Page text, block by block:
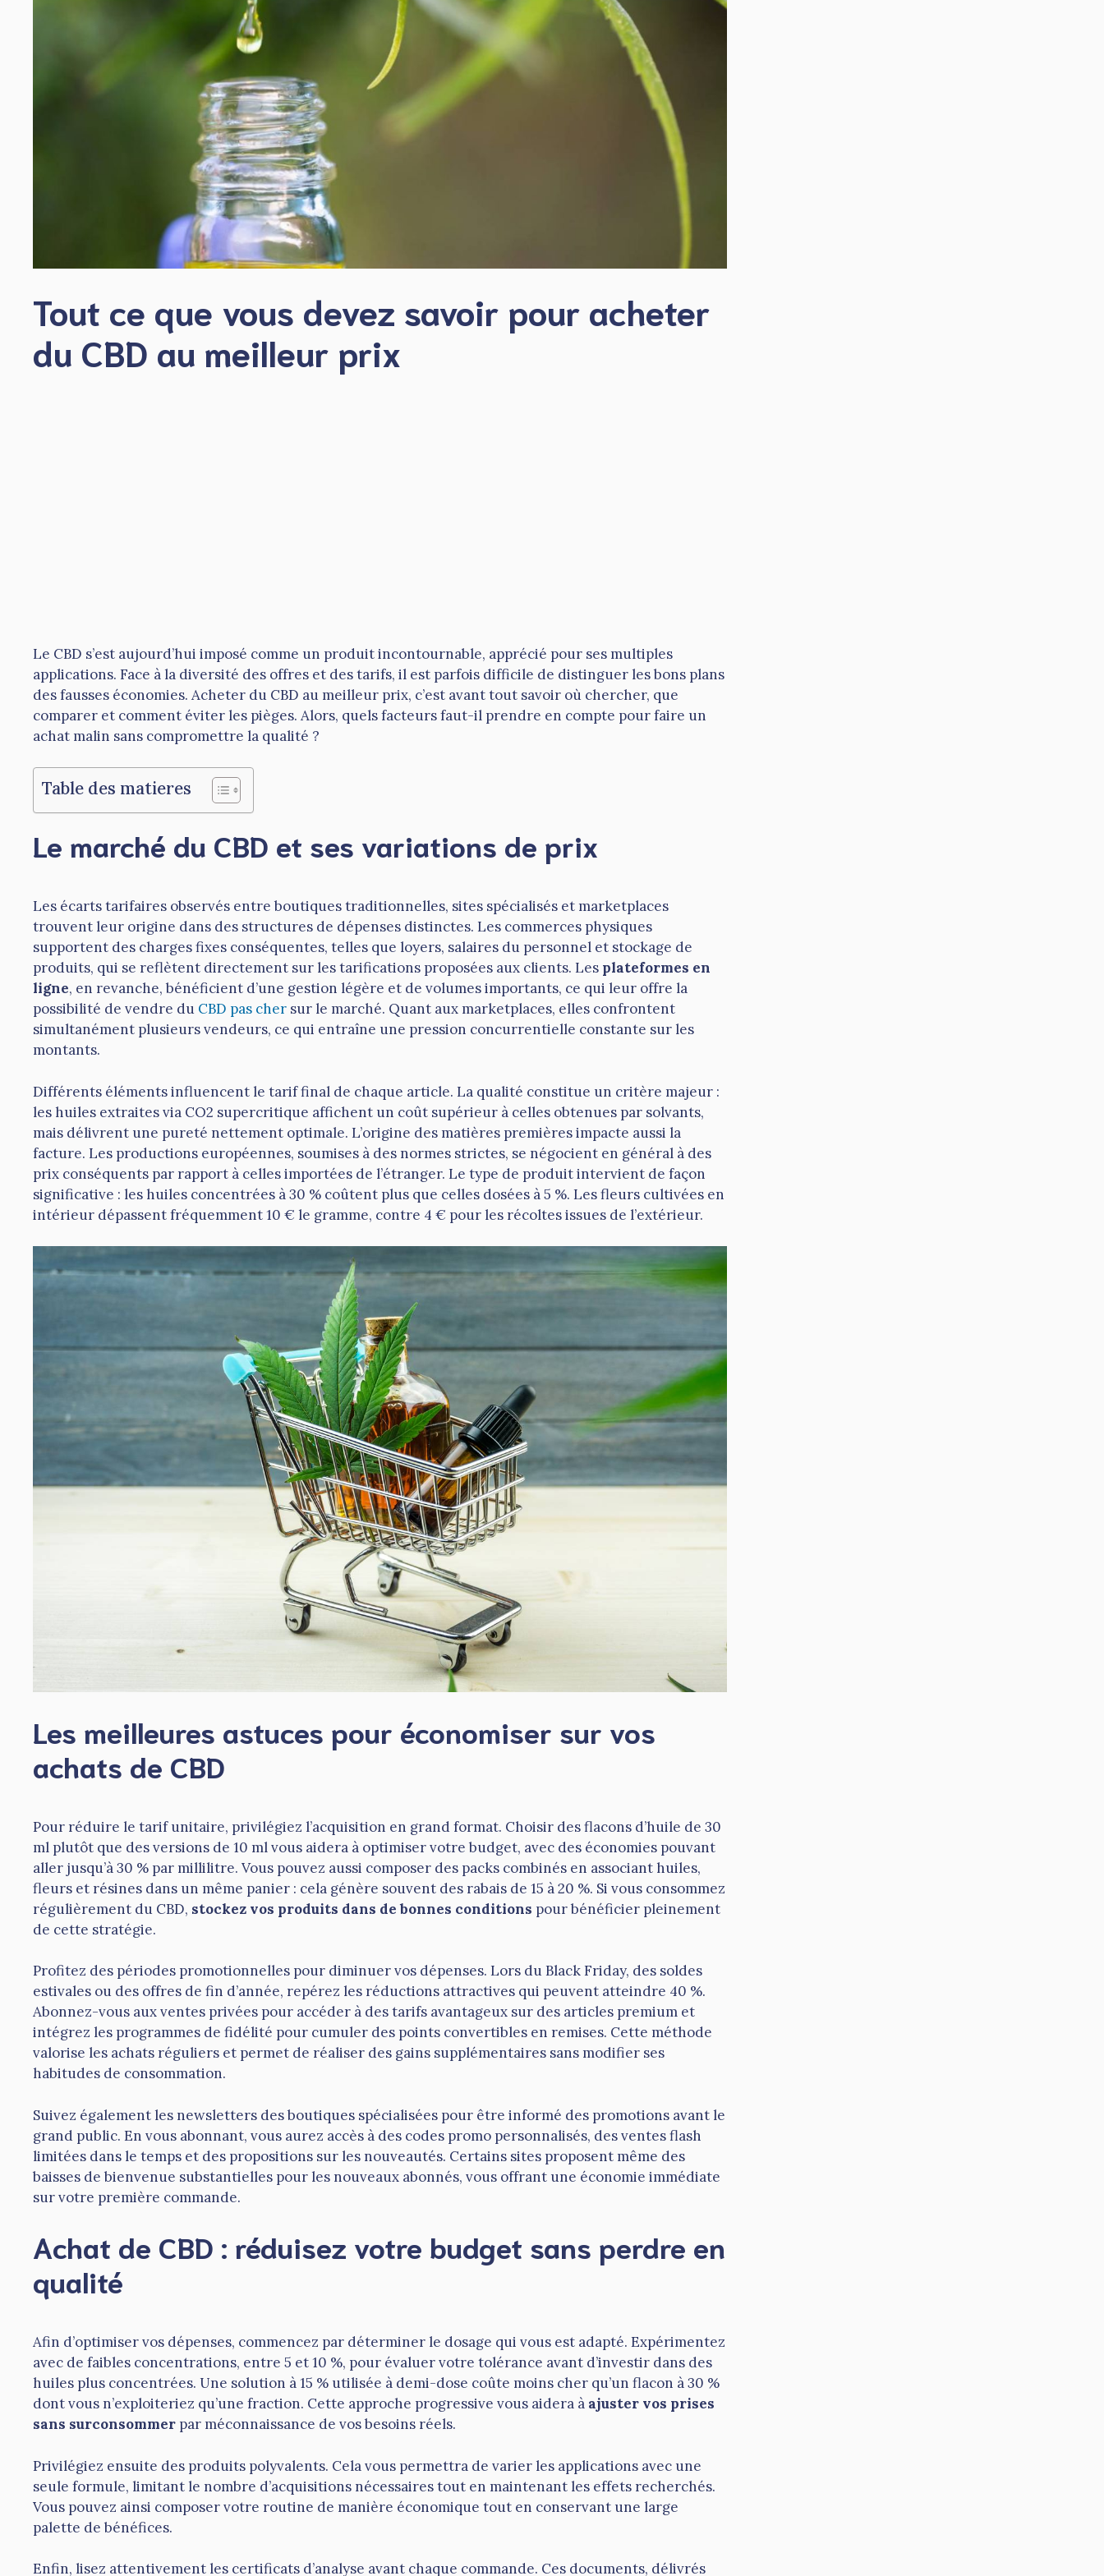
Tout ce que vous devez savoir pour acheter
du CBD au meilleur prix
Le CBD s’est aujourd’hui imposé comme un produit incontournable, apprécié pour ses multiples
applications. Face à la diversité des offres et des tarifs, il est parfois difficile de distinguer les bons plans
des fausses économies. Acheter du CBD au meilleur prix, c’est avant tout savoir où chercher, que
comparer et comment éviter les pièges. Alors, quels facteurs faut-il prendre en compte pour faire un
achat malin sans compromettre la qualité ?
Table des matieres
Le marché du CBD et ses variations de prix
Les écarts tarifaires observés entre boutiques traditionnelles, sites spécialisés et marketplaces
trouvent leur origine dans des structures de dépenses distinctes. Les commerces physiques
supportent des charges fixes conséquentes, telles que loyers, salaires du personnel et stockage de
produits, qui se reflètent directement sur les tarifications proposées aux clients. Les plateformes en
ligne, en revanche, bénéficient d’une gestion légère et de volumes importants, ce qui leur offre la
possibilité de vendre du CBD pas cher sur le marché. Quant aux marketplaces, elles confrontent
simultanément plusieurs vendeurs, ce qui entraîne une pression concurrentielle constante sur les
montants.
Différents éléments influencent le tarif final de chaque article. La qualité constitue un critère majeur :
les huiles extraites via CO2 supercritique affichent un coût supérieur à celles obtenues par solvants,
mais délivrent une pureté nettement optimale. L’origine des matières premières impacte aussi la
facture. Les productions européennes, soumises à des normes strictes, se négocient en général à des
prix conséquents par rapport à celles importées de l’étranger. Le type de produit intervient de façon
significative : les huiles concentrées à 30 % coûtent plus que celles dosées à 5 %. Les fleurs cultivées en
intérieur dépassent fréquemment 10 € le gramme, contre 4 € pour les récoltes issues de l’extérieur.
Les meilleures astuces pour économiser sur vos
achats de CBD
Pour réduire le tarif unitaire, privilégiez l’acquisition en grand format. Choisir des flacons d’huile de 30
ml plutôt que des versions de 10 ml vous aidera à optimiser votre budget, avec des économies pouvant
aller jusqu’à 30 % par millilitre. Vous pouvez aussi composer des packs combinés en associant huiles,
fleurs et résines dans un même panier : cela génère souvent des rabais de 15 à 20 %. Si vous consommez
régulièrement du CBD, stockez vos produits dans de bonnes conditions pour bénéficier pleinement
de cette stratégie.
Profitez des périodes promotionnelles pour diminuer vos dépenses. Lors du Black Friday, des soldes
estivales ou des offres de fin d’année, repérez les réductions attractives qui peuvent atteindre 40 %.
Abonnez-vous aux ventes privées pour accéder à des tarifs avantageux sur des articles premium et
intégrez les programmes de fidélité pour cumuler des points convertibles en remises. Cette méthode
valorise les achats réguliers et permet de réaliser des gains supplémentaires sans modifier ses
habitudes de consommation.
Suivez également les newsletters des boutiques spécialisées pour être informé des promotions avant le
grand public. En vous abonnant, vous aurez accès à des codes promo personnalisés, des ventes flash
limitées dans le temps et des propositions sur les nouveautés. Certains sites proposent même des
baisses de bienvenue substantielles pour les nouveaux abonnés, vous offrant une économie immédiate
sur votre première commande.
Achat de CBD : réduisez votre budget sans perdre en
qualité
Afin d’optimiser vos dépenses, commencez par déterminer le dosage qui vous est adapté. Expérimentez
avec de faibles concentrations, entre 5 et 10 %, pour évaluer votre tolérance avant d’investir dans des
huiles plus concentrées. Une solution à 15 % utilisée à demi-dose coûte moins cher qu’un flacon à 30 %
dont vous n’exploiteriez qu’une fraction. Cette approche progressive vous aidera à ajuster vos prises
sans surconsommer par méconnaissance de vos besoins réels.
Privilégiez ensuite des produits polyvalents. Cela vous permettra de varier les applications avec une
seule formule, limitant le nombre d’acquisitions nécessaires tout en maintenant les effets recherchés.
Vous pouvez ainsi composer votre routine de manière économique tout en conservant une large
palette de bénéfices.
Enfin, lisez attentivement les certificats d’analyse avant chaque commande. Ces documents, délivrés